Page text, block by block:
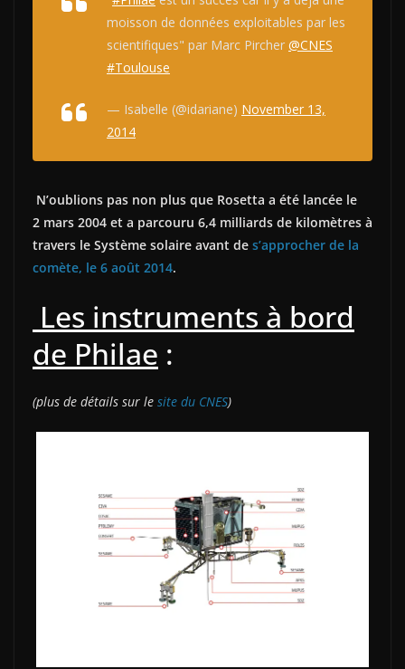
moisson de données exploitables par les
scientifiques" par Marc Pircher @CNES
#Toulouse
— Isabelle (@idariane) November 13,
2014
N’oublions pas non plus que Rosetta a été lancée le
2 mars 2004 et a parcouru 6,4 milliards de kilomètres à
travers le Système solaire avant de s’approcher de la
comète, le 6 août 2014.
Les instruments à bord
de Philae :
(plus de détails sur le site du CNES)